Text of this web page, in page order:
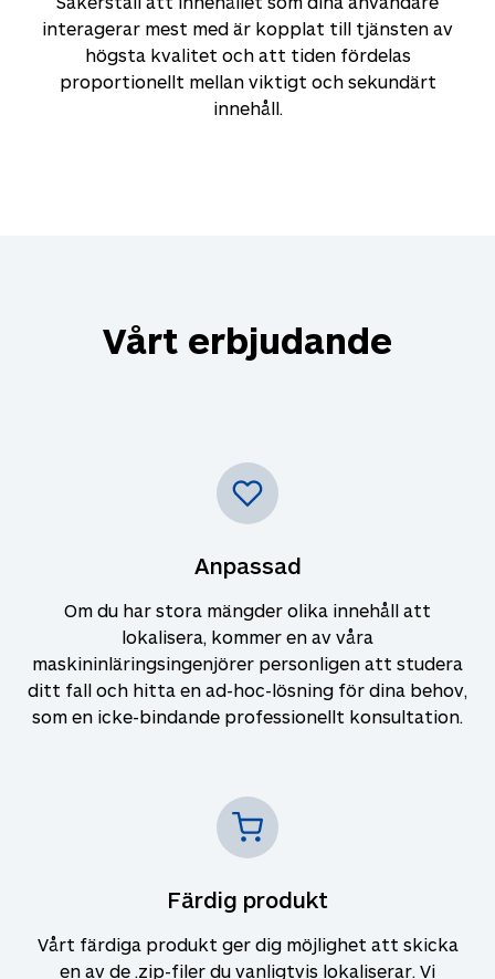
interagerar mest med är kopplat till tjänsten av
högsta kvalitet och att tiden fördelas
proportionellt mellan viktigt och sekundärt
innehåll.
Vårt erbjudande
Anpassad
Om du har stora mängder olika innehåll att
lokalisera, kommer en av våra
maskininläringsingenjörer personligen att studera
ditt fall och hitta en ad-hoc-lösning för dina behov,
som en icke-bindande professionellt konsultation.
Färdig produkt
Vårt färdiga produkt ger dig möjlighet att skicka
en av de .zip-filer du vanligtvis lokaliserar. Vi